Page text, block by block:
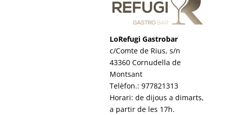
LoRefugi Gastrobar
c/Comte de Rius, s/n
43360 Cornudella de
Montsant
Telèfon.: 977821313
Horari: de dijous a dimarts,
a partir de les 17h.